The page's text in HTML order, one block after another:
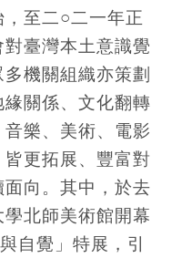
至二○二一年正
臺灣本土意識覺
機關組織亦策劃
關係、文化翻轉
樂、美術、電影
更拓展、豐富對
面向。其中，於去
北師美術館開幕
自覺」特展，引